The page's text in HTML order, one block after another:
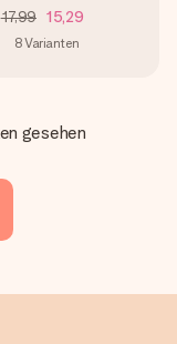
17,99 15,29
8Varianten
gesehen